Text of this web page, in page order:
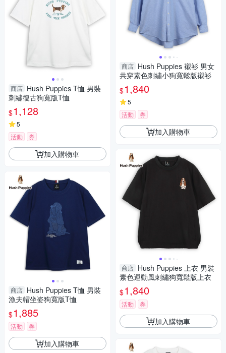
商店 Hush Puppies T恤 男裝
刺繡復古狗寬版T恤
$1,128
5
活動
券
加入購物車
商店 Hush Puppies T恤 男裝
漁夫帽坐姿狗寬版T恤
$1,885
活動 券
加入購物車
商店 Hush Puppies 襯衫 男女
共穿素色刺繡小狗寬鬆版襯衫
$1,840
5
活動
券
加入購物車
商店 Hush Puppies 上衣 男裝
素色運動風刺繡狗寬鬆版上衣
$1,840
活動 券
加入購物車